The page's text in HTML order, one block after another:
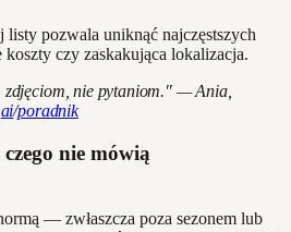
listy pozwala uniknąć najczęstszych
koszty czy zaskakująca lokalizacja.
zdjęciom, nie pytaniom." — Ania,
ai/poradnik
nie mówią
— zwłaszcza poza sezonem lub